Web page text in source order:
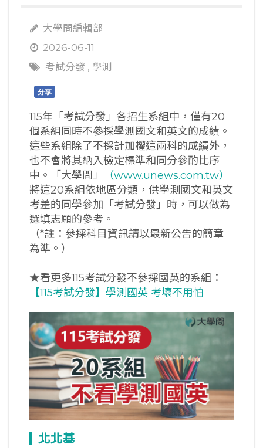
大學問編輯部
2026-06-11
考試分發 , 學測
分享
115年「考試分發」各招生系組中，僅有20
個系組同時不參採學測國文和英文的成績。
這些系組除了不採計加權這兩科的成績外，
也不會將其納入檢定標準和同分參酌比序
中。「大學問」
（www.unews.com.tw）
將這20系組依地區分類，供學測國文和英文
考差的同學參加「考試分發」時，可以做為
選填志願的參考。
（*註：參採科目資訊請以最新公告的簡章
為準。）
★看更多115考試分發不參採國英的系組：
【115考試分發】學測國英 考壞不用怕
北北基